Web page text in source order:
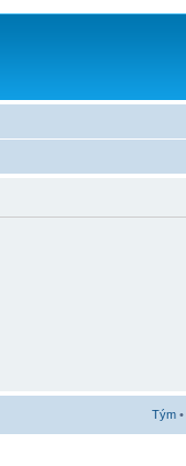
Tým •